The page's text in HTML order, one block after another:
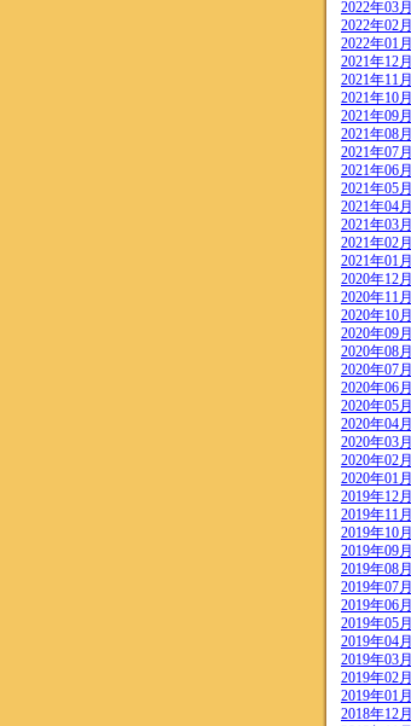
2022年03月
2022年02月
2022年01月
2021年12月
2021年11月
2021年10月
2021年09月
2021年08月
2021年07月
2021年06月
2021年05月
2021年04月
2021年03月
2021年02月
2021年01月
2020年12月
2020年11月
2020年10月
2020年09月
2020年08月
2020年07月
2020年06月
2020年05月
2020年04月
2020年03月
2020年02月
2020年01月
2019年12月
2019年11月
2019年10月
2019年09月
2019年08月
2019年07月
2019年06月
2019年05月
2019年04月
2019年03月
2019年02月
2019年01月
2018年12月